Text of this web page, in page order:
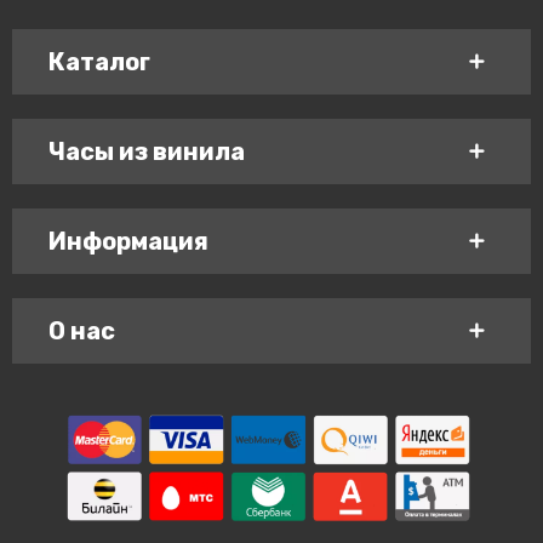
Каталог
Часы из винила
Информация
О нас